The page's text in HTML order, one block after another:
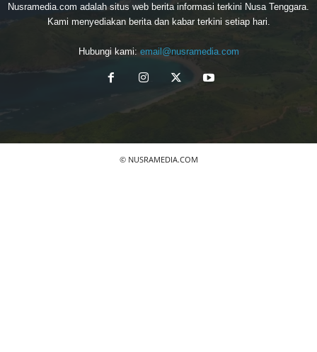
Nusramedia.com adalah situs web berita informasi terkini Nusa Tenggara.
Kami menyediakan berita dan kabar terkini setiap hari.
Hubungi kami: email@nusramedia.com
© NUSRAMEDIA.COM